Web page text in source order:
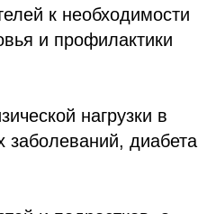
к необходимости
и профилактики
нагрузки в
заболеваний, диабета